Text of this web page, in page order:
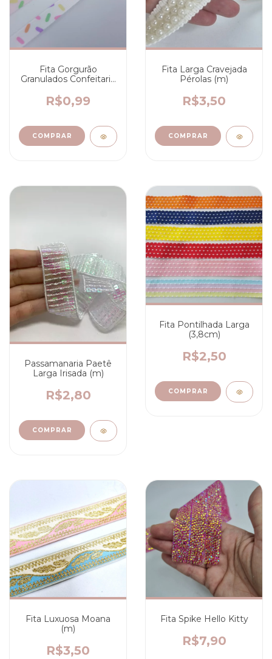
Fita Gorgurão
Granulados Confeitaria
R$0,99
COMPRAR
Fita Larga Cravejada
Pérolas (m)
R$3,50
Passamanaria Paetê
Larga Irisada (m)
R$2,80
Fita Pontilhada Larga
(3,8cm)
R$2,50
COMPRAR
Fita Luxuosa Moana
(m)
R$3,50
Fita Spike Hello Kitty
R$7,90